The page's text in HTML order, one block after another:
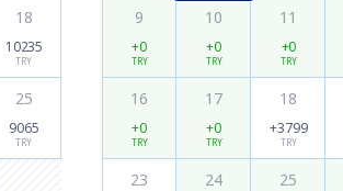
18
10235
TRY
25
9065
TRY
9
+0
TRY
10
+0
TRY
11
+0
TRY
16
+0
TRY
17
+0
TRY
18
+3799
TRY
23 24 25